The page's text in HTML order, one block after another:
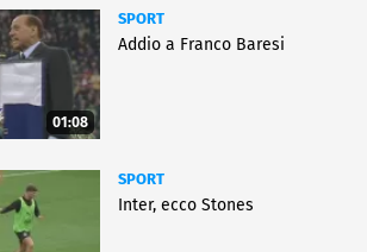
01:08
SPORT
Addio a Franco Baresi
SPORT
Inter, ecco Stones